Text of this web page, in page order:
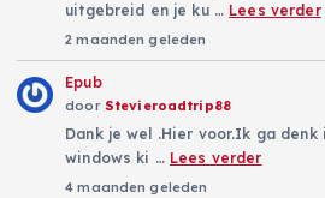
uitgebreid en je ku … Lees verder
2 maanden geleden
Epub
door Stevieroadtrip88
Dank je wel .Hier voor.Ik ga denk
windows ki … Lees verder
4 maanden geleden